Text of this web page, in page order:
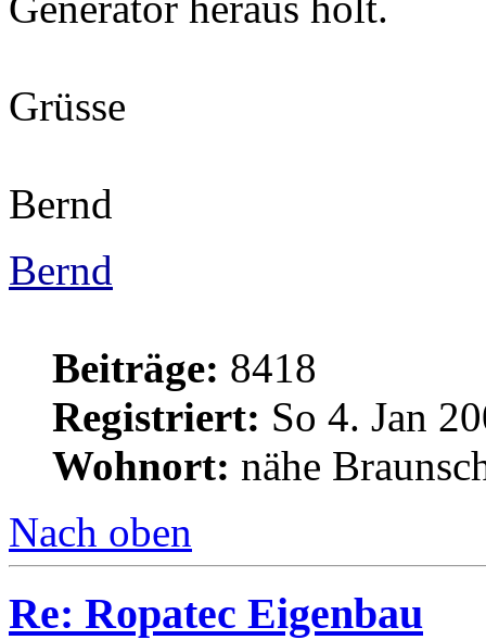
Grüsse
Bernd
Bernd
Beiträge: 8418
Registriert: So 4. Jan
Wohnort: nähe
Nach oben
Re: Ropatec Eigenbau